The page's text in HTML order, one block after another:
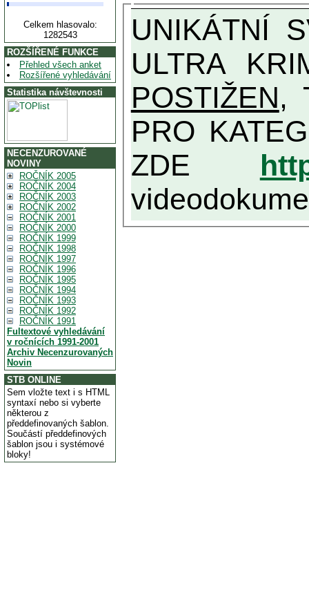
Celkem hlasovalo:
1282543
ROZŠÍŘENÉ FUNKCE
Přehled všech anket
Rozšířené vyhledávání
Statistika návštevnosti
NECENZUROVANÉ
NOVINY
ROČNÍK 2005
ROČNÍK 2004
ROČNÍK 2003
ROČNÍK 2002
ROČNÍK 2001
ROČNÍK 2000
ROČNÍK 1999
ROČNÍK 1998
ROČNÍK 1997
ROČNÍK 1996
ROČNÍK 1995
ROČNÍK 1994
ROČNÍK 1993
ROČNÍK 1992
ROČNÍK 1991
Fultextové vyhledávání
v ročnících 1991-2001
Archiv Necenzurovaných
Novin
STB ONLINE
Sem vložte text i s HTML
syntaxí nebo si vyberte
některou z
předdefinovaných šablon.
Součástí předdefinových
šablon jsou i systémové
bloky!
UNIKÁTNÍ SVĚDECTVÍ ZE SOUČASNOSTI: PŘEDSEDA VLASTIZRÁDNÉ VLÁDY KGB MIMOŘÁDNĚ DETAILNĚ O
ULTRA
POSTIŽEN,
PRO KATEGORII TĚCH VŮBEC
ZDE